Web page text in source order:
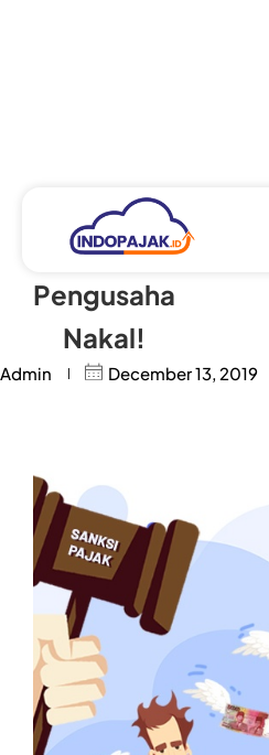
Sanksi PKP
untuk
Pengusaha
Nakal!
Admin December 13, 2019